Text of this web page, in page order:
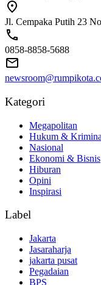
Jl. Cempaka Putih 23
0858-8858-5688
Kategori
Megapolitan
Hukum &
Nasional
Ekonomi & Bisnis
Hiburan
Opini
Inspirasi
Label
Jakarta
Jasaraharja
jakarta pusat
Pegadaian
BPS